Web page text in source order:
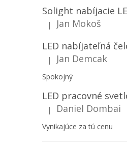
Hodnotenie produktu je 5
|
Jan Mokoš
Hodnotenie produktu je 5
| Jan Demcak
Spokojný
Hodnotenie produktu je 5
| Daniel Dombai
Vynikajúce za tú cenu